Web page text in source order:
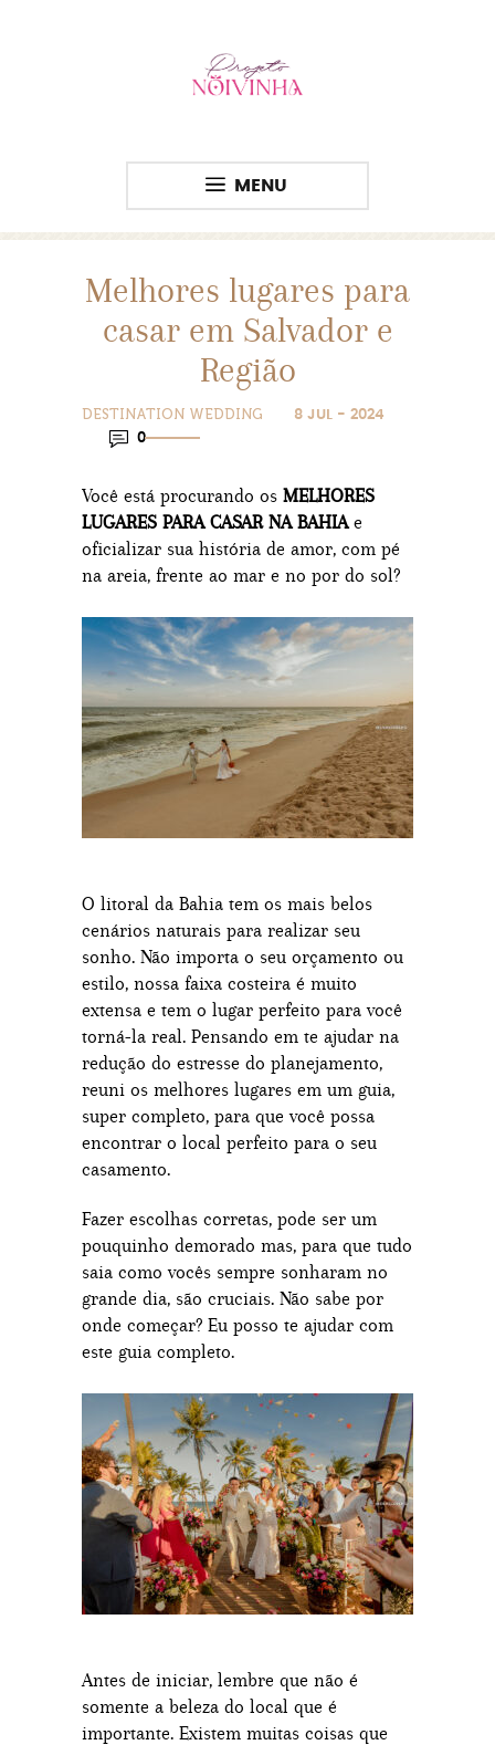
MENU
Melhores lugares para
casar em Salvador e
Região
DESTINATION WEDDING
8 JUL - 2024
0
Você está procurando os MELHORES
LUGARES PARA CASAR NA BAHIAe
oficializar sua história de amor, com pé
na areia, frente ao mar e no por do sol?
O litoral da Bahia tem os mais belos
cenários naturais para realizar seu
sonho. Não importa o seu orçamento ou
estilo, nossa faixa costeira é muito
extensa e tem o lugar perfeito para você
torná-la real. Pensando em te ajudar na
redução do estresse do planejamento,
reuni os melhores lugares em um guia,
super completo, para que você possa
encontrar o local perfeito para o seu
casamento.
Fazer escolhas corretas, pode ser um
pouquinho demorado mas, para que tudo
saia como vocês sempre sonharam no
grande dia, são cruciais. Não sabe por
onde começar? Eu posso te ajudar com
este guia completo.
Antes de iniciar, lembre que não é
somente a beleza do local que é
importante. Existem muitas coisas que